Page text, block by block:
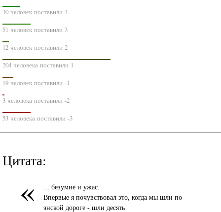
30 человек поставили 4
51 человек поставили 3
12 человек поставили 2
204 человека поставили 1
19 человек поставили -1
3 человека поставили -2
53 человека поставили -3
Цитата:
«
... безумие и ужас.
Впервые я почувствовал это, когда мы шли по
энской дороге - шли десять